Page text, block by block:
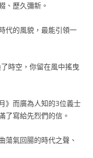
、歷久彌新。
代的風貌，最能引領一
時空，你留在風中搖曳
》而廣為人知的3位義士
寫給先烈們的信。
蕩氣回腸的時代之聲、